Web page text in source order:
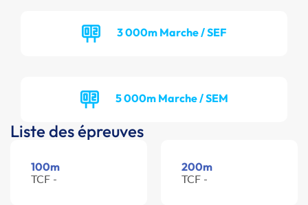
3 000m Marche / SEF
5 000m Marche / SEM
Liste des épreuves
100m
TCF -
200m
TCF -